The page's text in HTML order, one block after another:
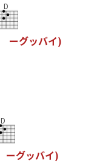
D
ーグッバイ)
D
ーグッバイ)